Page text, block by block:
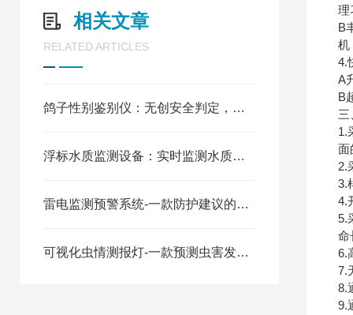
相关文章
RELATED ARTICLES
鸽子性别鉴别仪：无创安全判定，助力科学繁育
浮标水质监测设备：实时监测水质，守护水域生态
雷电监测预警系统-一款防护建议的闪电测量系统2025全+境+派+送
可视化虫情测报灯-一款预测虫害发展的林业虫情监测系统2025全+境+派+送
理
B
机
4.
A
B
三
1.
面
2.
3.
4.
5.
命
6.
7.
8.
9.